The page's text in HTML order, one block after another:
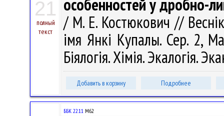
21
полный
текст
особенностей у дробно-
/ М. Е. Костюкович // Веснік
імя Янкі Купалы. Сер. 2,
Біялогія. Хімія. Экалогія.
Добавить в корзину Подробнее
ББК 22.11 М62